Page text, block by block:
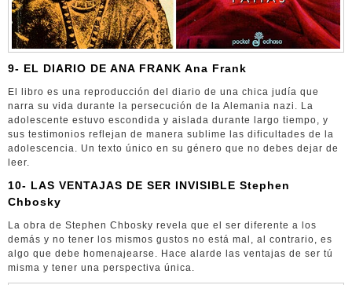
9- EL DIARIO DE ANA FRANK Ana Frank
El libro es una reproducción del diario de una chica judía que
narra su vida durante la persecución de la Alemania nazi. La
adolescente estuvo escondida y aislada durante largo tiempo, y
sus testimonios reflejan de manera sublime las dificultades de la
adolescencia. Un texto único en su género que no debes dejar de
leer.
10- LAS VENTAJAS DE SER INVISIBLE Stephen
Chbosky
La obra de Stephen Chbosky revela que el ser diferente a los
demás y no tener los mismos gustos no está mal, al contrario, es
algo que debe homenajearse. Hace alarde las ventajas de ser tú
misma y tener una perspectiva única.